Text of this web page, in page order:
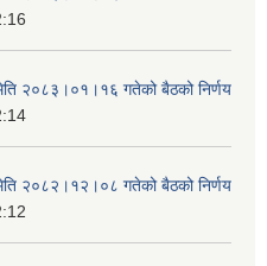
२०८३।०१।१६ गतेको बैठको निर्णय
२०८२।१२।०८ गतेको बैठको निर्णय